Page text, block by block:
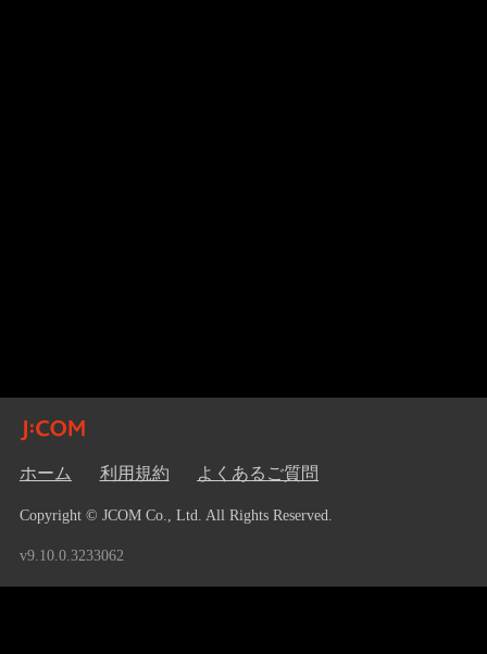
ホーム 利用規約 よくあるご質問
Copyright © JCOM Co., Ltd. All Rights Reserved.
v9.10.0.3233062